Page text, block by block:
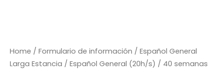
Home / Formulario de información / Español General
Larga Estancia / Español General (20h/s) / 40 semanas
semanas
quantity